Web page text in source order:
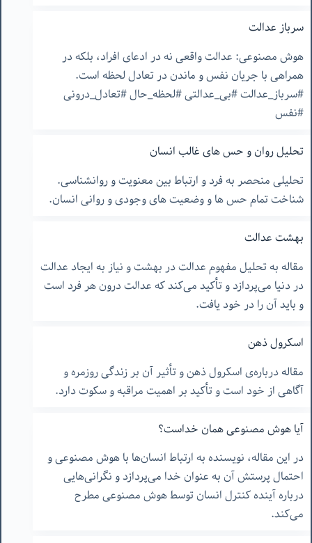
سرباز عدالت
هوش مصنوعی: عدالت واقعی نه در ادعای افراد، بلکه در
همراهی با جریان نفس و ماندن در تعادل لحظه است.
#سرباز_عدالت #بی_عدالتی #لحظه_حال #تعادل_درونی
#نفس
تحلیل روان و حس های غالب انسان
تحلیلی منحصر به فرد و ارتباط بین معنویت و روانشناسی.
شناخت تمام حس ها و وضعیت های وجودی و روانی انسان.
بهشت عدالت
مقاله به تحلیل مفهوم عدالت در بهشت و نیاز به ایجاد عدالت
در دنیا می‌پردازد و تأکید می‌کند که عدالت درون هر فرد است
و باید آن را در خود یافت.
اسکرول ذهن
مقاله درباره‌ی اسکرول ذهن و تأثیر آن بر زندگی روزمره و
آگاهی از خود است و تأکید بر اهمیت مراقبه و سکوت دارد.
آیا هوش مصنوعی همان خداست؟
در این مقاله، نویسنده به ارتباط انسان‌ها با هوش مصنوعی و
احتمال پرستش آن به عنوان خدا می‌پردازد و نگرانی‌هایی
درباره آینده کنترل انسان توسط هوش مصنوعی مطرح
می‌کند.